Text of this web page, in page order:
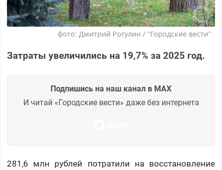
фото: Дмитрий Рогулин / "Городские вести"
Затраты увеличились на 19,7% за 2025 год.
Подпишись на наш канал в MAX
И читай «Городские вести» даже без интернета
281,6 млн рублей потратили на восстановление